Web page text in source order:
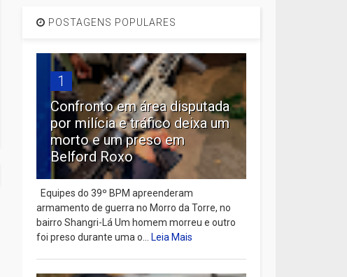
POSTAGENS POPULARES
1
Confronto em área disputada
por milícia e tráfico deixa um
morto e um preso em
Belford Roxo
Equipes do 39º BPM apreenderam
armamento de guerra no Morro da Torre, no
bairro Shangri-Lá Um homem morreu e outro
foi preso durante uma o...Leia Mais